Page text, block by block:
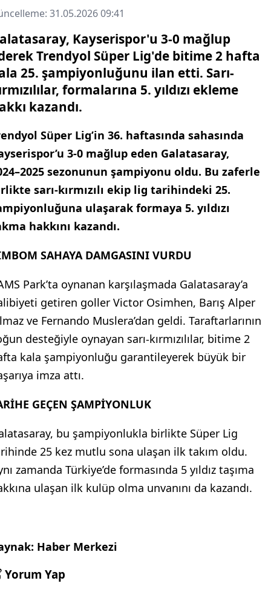
31.05.2026 09:41
Kayserispor'u 3-0 mağlup
Trendyol Süper Lig'de bitime 2 hafta
25. şampiyonluğunu ilan etti. Sarı-
formalarına 5. yıldızı ekleme
kazandı.
Süper Lig’in 36. haftasında sahasında
3-0 mağlup eden Galatasaray,
sezonunun şampiyonu oldu. Bu zaferle
sarı-kırmızılı ekip lig tarihindeki 25.
ulaşarak formaya 5. yıldızı
hakkını kazandı.
SAHAYA DAMGASINI VURDU
Park’ta oynanan karşılaşmada Galatasaray’a
getiren goller Victor Osimhen, Barış Alper
ve Fernando Muslera’dan geldi. Taraftarlarının
desteğiyle oynayan sarı-kırmızılılar, bitime 2
kala şampiyonluğu garantileyerek büyük bir
imza attı.
GEÇEN ŞAMPİYONLUK
bu şampiyonlukla birlikte Süper Lig
25 kez mutlu sona ulaşan ilk takım oldu.
zamanda Türkiye’de formasında 5 yıldız taşıma
ulaşan ilk kulüp olma unvanını da kazandı.
Haber Merkezi
Yorum Yap